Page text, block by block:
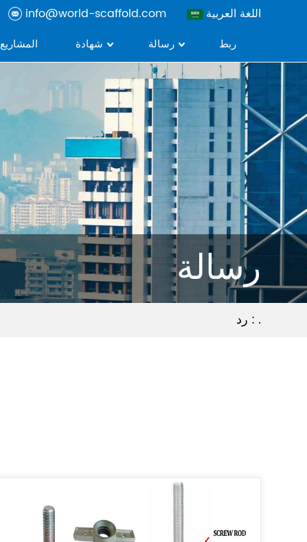
info@world-scaffold.com اللغة العربية
المشاريع شهادة رسالة ربط
رسالة
رد : .